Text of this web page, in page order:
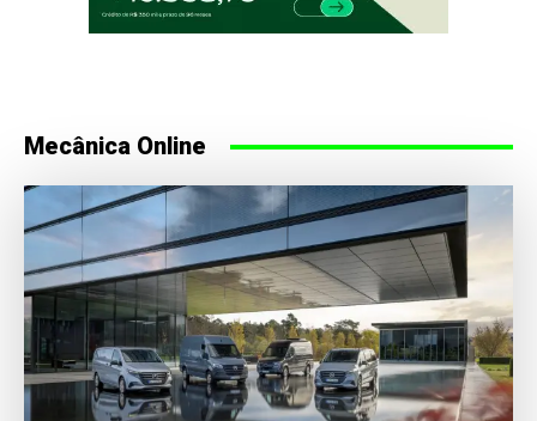
Mecânica Online